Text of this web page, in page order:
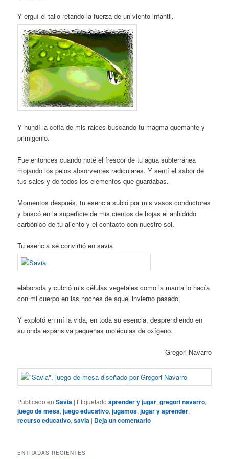
Y erguí el tallo retando la fuerza de un viento infantil.
Y hundí la cofia de mis raices buscando tu magma quemante y
primigenio.
Fue entonces cuando noté el frescor de tu agua subterránea
mojando los pelos absorventes radiculares. Y sentí el sabor de
tus sales y de todos los elementos que guardabas.
Momentos después, tu esencia subió por mis vasos conductores
y buscó en la superficie de mis cientos de hojas el anhidrido
carbónico de tu aliento y el contacto con nuestro sol.
Tu esencia se convirtió en savia
elaborada y cubrió mis células vegetales como la manta lo hacía
con mi cuerpo en las noches de aquel invierno pasado.
Y explotó en mí la vida, en toda su esencia, desprendiendo en
su onda expansiva pequeñas moléculas de oxígeno.
Gregori Navarro
Publicado en Savia | Etiquetado aprender y jugar,gregori navarro,
juego de mesa,juego educativo,jugamos,jugar y aprender,
recurso educativo,savia | Deja un comentario
ENTRADAS RECIENTES